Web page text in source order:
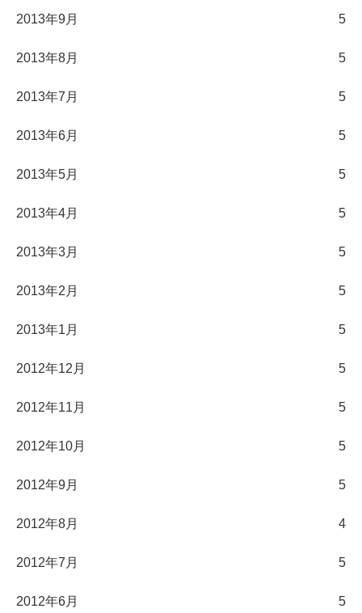
2013年9月 5
2013年8月 5
2013年7月 5
2013年6月 5
2013年5月 5
2013年4月 5
2013年3月 5
2013年2月 5
2013年1月 5
2012年12月 5
2012年11月 5
2012年10月 5
2012年9月 5
2012年8月 4
2012年7月 5
2012年6月 5